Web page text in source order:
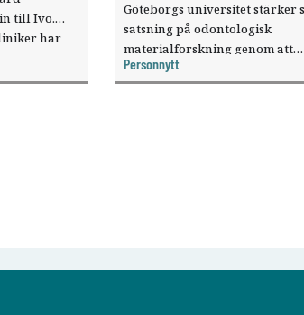
till Ivo.
har
Göteborgs universitet stärker
satsning på odontologisk
materialforskning genom att
knyta forskaren Pekka Vallittu
verksamheten som
Personnytt